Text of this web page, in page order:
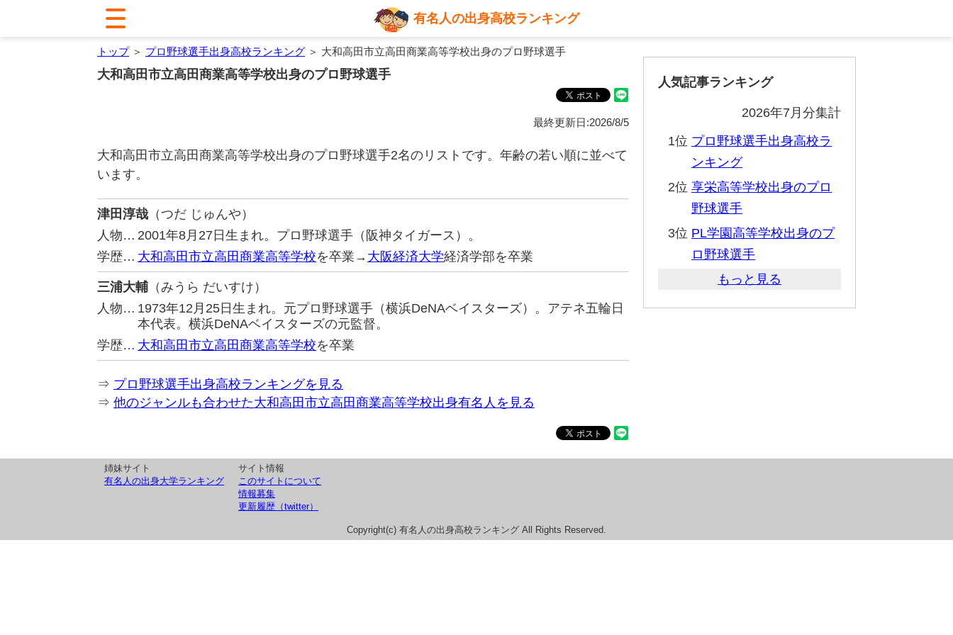
有名人の出身高校ランキング
トップ＞ プロ野球選手出身高校ランキング ＞ 大和高田市立高田商業高等学校出身のプロ野球選手
大和高田市立高田商業高等学校出身のプロ野球選手
最終更新日:2026/8/5
大和高田市立高田商業高等学校出身のプロ野球選手2名のリストです。年齢の若い順に並べて
います。
津田淳哉 （つだ じゅんや）
人物… 2001年8月27日生まれ。プロ野球選手（阪神タイガース）。
学歴… 大和高田市立高田商業高等学校を卒業→ 大阪経済大学経済学部を卒業
三浦大輔 （みうら だいすけ）
人物… 1973年12月25日生まれ。元プロ野球選手（横浜DeNAベイスターズ）。アテネ五輪日
本代表。横浜DeNAベイスターズの元監督。
学歴… 大和高田市立高田商業高等学校を卒業
⇒ プロ野球選手出身高校ランキングを見る
⇒ 他のジャンルも合わせた大和高田市立高田商業高等学校出身有名人を見る
人気記事ランキング
2026年7月分集計
1位 プロ野球選手出身高校ラ
ンキング
2位 享栄高等学校出身のプロ
野球選手
3位 PL学園高等学校出身のプ
ロ野球選手
もっと見る
姉妹サイト
有名人の出身大学ランキング
サイト情報
このサイトについて
情報募集
更新履歴（twitter）
Copyright(c) 有名人の出身高校ランキング All Rights Reserved.